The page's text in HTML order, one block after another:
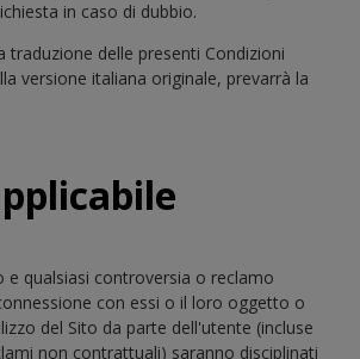
in caso di dubbio.
traduzione delle presenti Condizioni
versione italiana originale, prevarrà la
e qualsiasi controversia o reclamo
con essi o il loro oggetto o
del Sito da parte dell'utente (incluse
non contrattuali) saranno disciplinati